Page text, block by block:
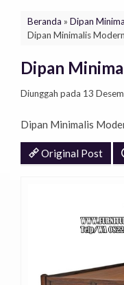
Beranda » Dipan
Dipan Minimalis
Dipan
Diunggah pada 13
Dipan Minimalis
Original Post